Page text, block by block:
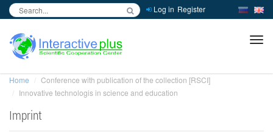
Log in Register
Home
Conference with publication of the collection [RSCI]
Innovative technologis in science and education
Imprint